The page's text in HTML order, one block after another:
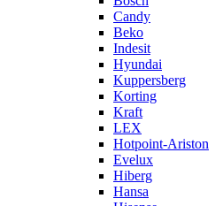
Candy
Beko
Indesit
Hyundai
Kuppersberg
Korting
Kraft
LEX
Hotpoint-Ariston
Evelux
Hiberg
Hansa